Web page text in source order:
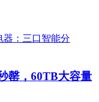
罄，60TB大容量